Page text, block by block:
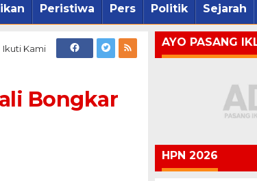
Peristiwa Pers Politik Sejarah
Ikuti Kami
Bongkar
AYO PASANG
HPN 2026